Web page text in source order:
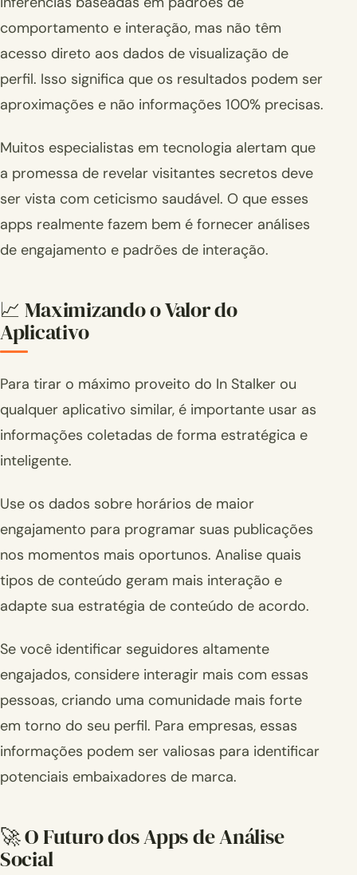
comportamento e interação, mas não têm
acesso direto aos dados de visualização de
perfil. Isso significa que os resultados podem ser
aproximações e não informações 100% precisas.
Muitos especialistas em tecnologia alertam que
a promessa de revelar visitantes secretos deve
ser vista com ceticismo saudável. O que esses
apps realmente fazem bem é fornecer análises
de engajamento e padrões de interação.
📈 Maximizando o Valor do
Aplicativo
Para tirar o máximo proveito do In Stalker ou
qualquer aplicativo similar, é importante usar as
informações coletadas de forma estratégica e
inteligente.
Use os dados sobre horários de maior
engajamento para programar suas publicações
nos momentos mais oportunos. Analise quais
tipos de conteúdo geram mais interação e
adapte sua estratégia de conteúdo de acordo.
Se você identificar seguidores altamente
engajados, considere interagir mais com essas
pessoas, criando uma comunidade mais forte
em torno do seu perfil. Para empresas, essas
informações podem ser valiosas para identificar
potenciais embaixadores de marca.
🚀 O Futuro dos Apps de Análise
Social